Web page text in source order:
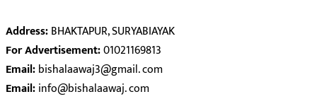
Address:BHAKTAPUR, SURYABIAYAK
For Advertisement:01021169813
Email:bishalaawaj3@gmail. com
Email:info@bishalaawaj. com